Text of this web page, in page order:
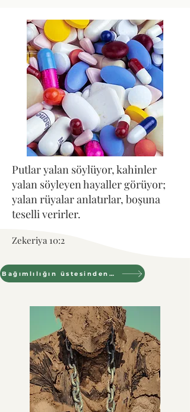
Putlar yalan söylüyor, kahinler
yalan söyleyen hayaller görüyor;
yalan rüyalar anlatırlar, boşuna
teselli verirler.
Zekeriya 10:2
Bağımlılığın üstesinden gelmek